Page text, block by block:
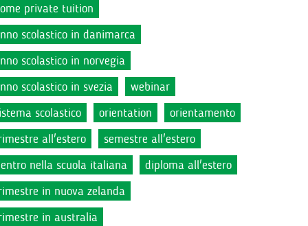
private tuition
scolastico in danimarca
scolastico in norvegia
scolastico in svezia
webinar
scolastico
orientation
orientamento
all'estero
semestre all'estero
nella scuola italiana
diploma all'estero
in nuova zelanda
in australia